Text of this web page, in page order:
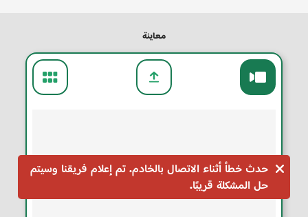
حدث خطأ أثناء الاتصال بالخادم. تم إعلام فريقنا وسيتم
حل المشكلة قريبًا.
معاينة
قم بتدريب النموذج
لعرضه!